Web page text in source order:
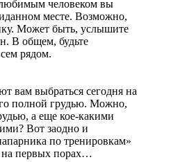
человеком вы
месте. Возможно,
Может быть, услышите
В общем, будьте
рядом.
вам выбраться сегодня на
полной грудью. Можно,
а еще кое-какими
Вот заодно и
по тренировкам»
на первых порах…